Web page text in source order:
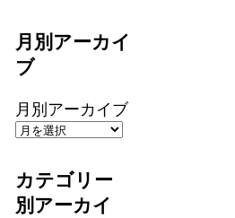
月別アーカイ
ブ
月別アーカイブ
カテゴリー
別アーカイ